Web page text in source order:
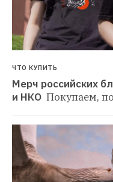
ЧТО КУПИТЬ
Мерч российских
и НКО Покупаем,